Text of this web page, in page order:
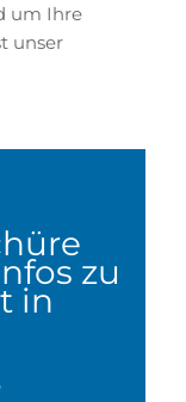
um Ihre
unser
zu
in